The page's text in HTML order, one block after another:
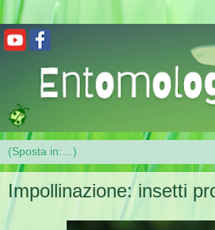
Impollinazione: insetti